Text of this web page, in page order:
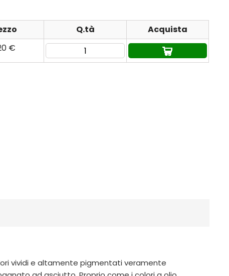
Q.tà
Acquista
€
vividi e altamente pigmentati veramente